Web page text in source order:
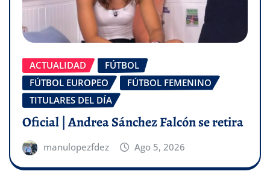
ACTUALIDAD
FÚTBOL
FÚTBOL EUROPEO
FÚTBOL FEMENINO
TITULARES DEL DÍA
Oficial | Andrea Sánchez Falcón se retira
manulopezfdez Ago 5, 2026